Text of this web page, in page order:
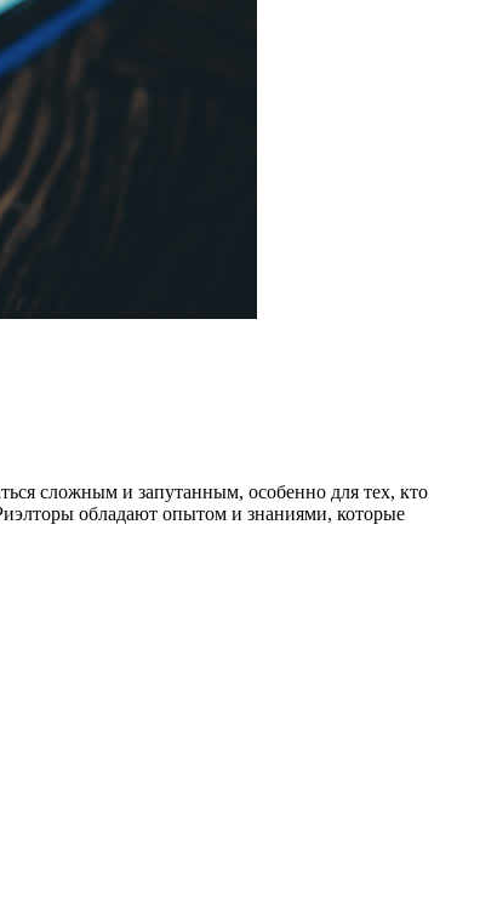
сложным и запутанным, особенно для тех, кто
обладают опытом и знаниями, которые